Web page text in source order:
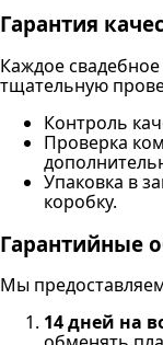
Гарантия
Каждое
тщательную
Контроль
Проверка
Упаковка в
коробку.
Гарантийные
Мы
14 дней на